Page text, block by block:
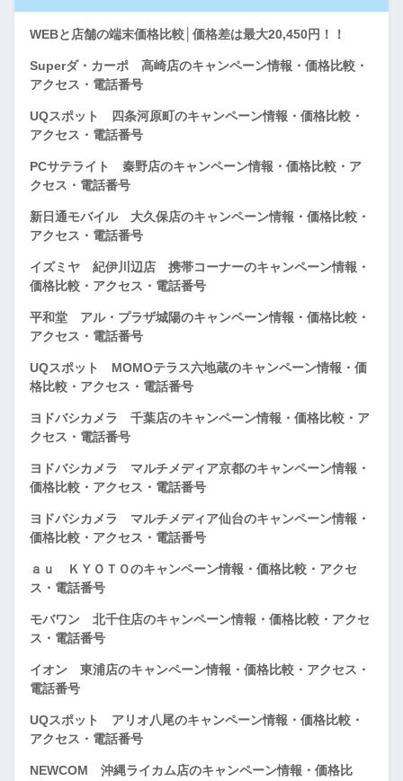
WEBと店舗の端末価格比較│価格差は最大20,450円！！
Superダ・カーポ 高崎店のキャンペーン情報・価格比較・
アクセス・電話番号
UQスポット 四条河原町のキャンペーン情報・価格比較・
アクセス・電話番号
PCサテライト 秦野店のキャンペーン情報・価格比較・ア
クセス・電話番号
新日通モバイル 大久保店のキャンペーン情報・価格比較・
アクセス・電話番号
イズミヤ 紀伊川辺店 携帯コーナーのキャンペーン情報・
価格比較・アクセス・電話番号
平和堂 アル・プラザ城陽のキャンペーン情報・価格比較・
アクセス・電話番号
UQスポット MOMOテラス六地蔵のキャンペーン情報・価
格比較・アクセス・電話番号
ヨドバシカメラ 千葉店のキャンペーン情報・価格比較・ア
クセス・電話番号
ヨドバシカメラ マルチメディア京都のキャンペーン情報・
価格比較・アクセス・電話番号
ヨドバシカメラ マルチメディア仙台のキャンペーン情報・
価格比較・アクセス・電話番号
ａｕ ＫＹＯＴＯのキャンペーン情報・価格比較・アクセ
ス・電話番号
モバワン 北千住店のキャンペーン情報・価格比較・アクセ
ス・電話番号
イオン 東浦店のキャンペーン情報・価格比較・アクセス・
電話番号
UQスポット アリオ八尾のキャンペーン情報・価格比較・
アクセス・電話番号
NEWCOM 沖縄ライカム店のキャンペーン情報・価格比